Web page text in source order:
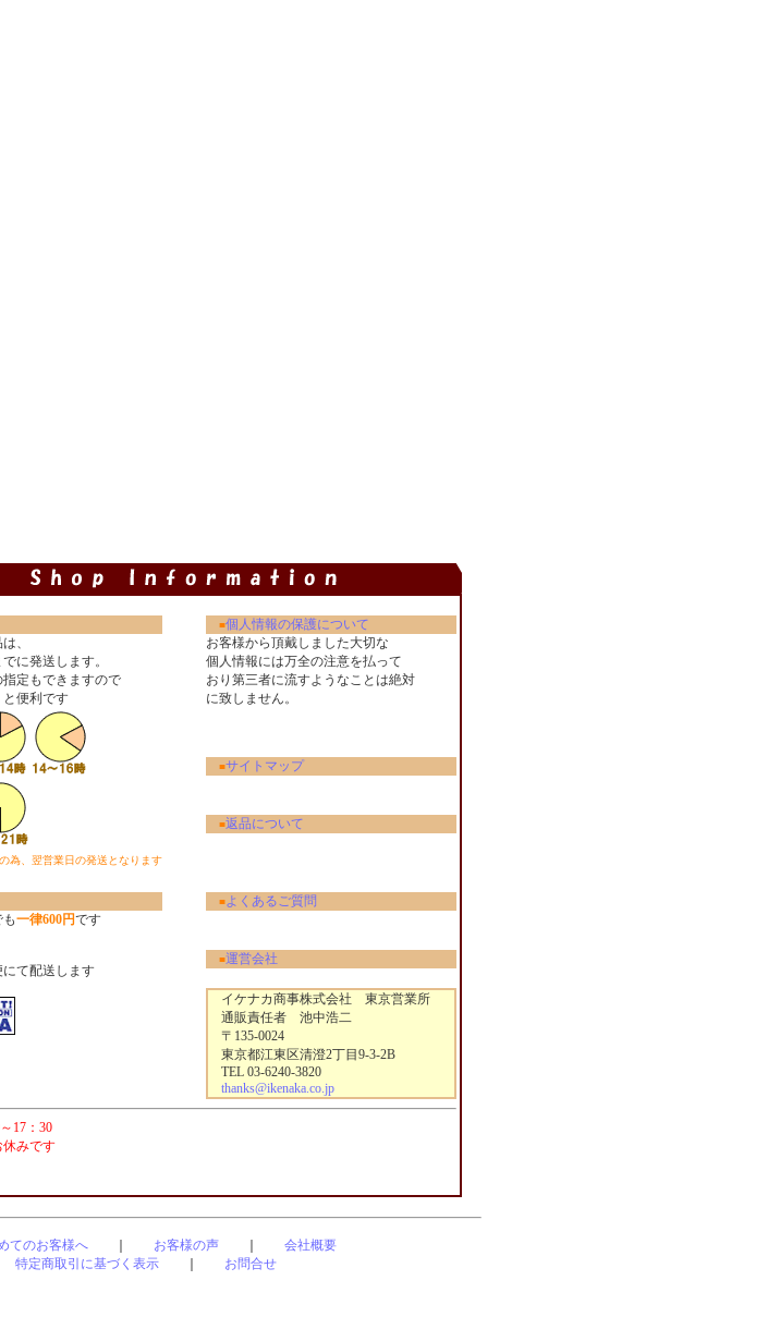
■個人情報の保護について
、
に発送します。
定もできますので
と便利です
為、翌営業日の発送となります
お客様から頂戴しました大切な
個人情報には万全の注意を払って
おり第三者に流すようなことは絶対
に致しません。
■サイトマップ
■返品について
一律600円です
て配送します
■よくあるご質問
■運営会社
イケナカ商事株式会社 東京営業所
通販責任者 池中浩二
〒135-0024
東京都江東区清澄2丁目9-3-2B
TEL 03-6240-3820
thanks@ikenaka.co.jp
17：30
休みです
てのお客様へ｜ お客様の声｜ 会社概要
特定商取引に基づく表示 お問合せ